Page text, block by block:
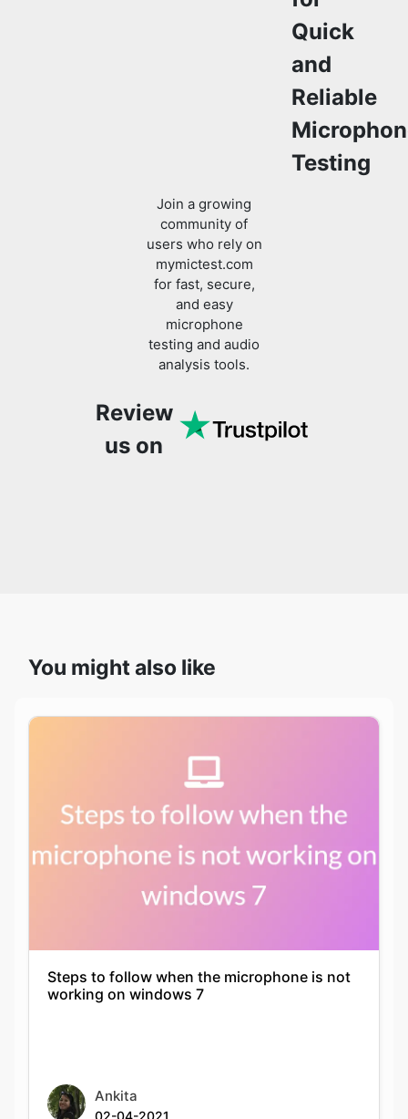
Quick
and
Reliable
Testing
Join a growing
community of
users who rely on
mymictest.com
for fast, secure,
and easy
microphone
testing and audio
analysis tools.
Review
us on
You might also like
Steps to follow when the microphone is not
working on windows 7
Ankita
02-04-2021